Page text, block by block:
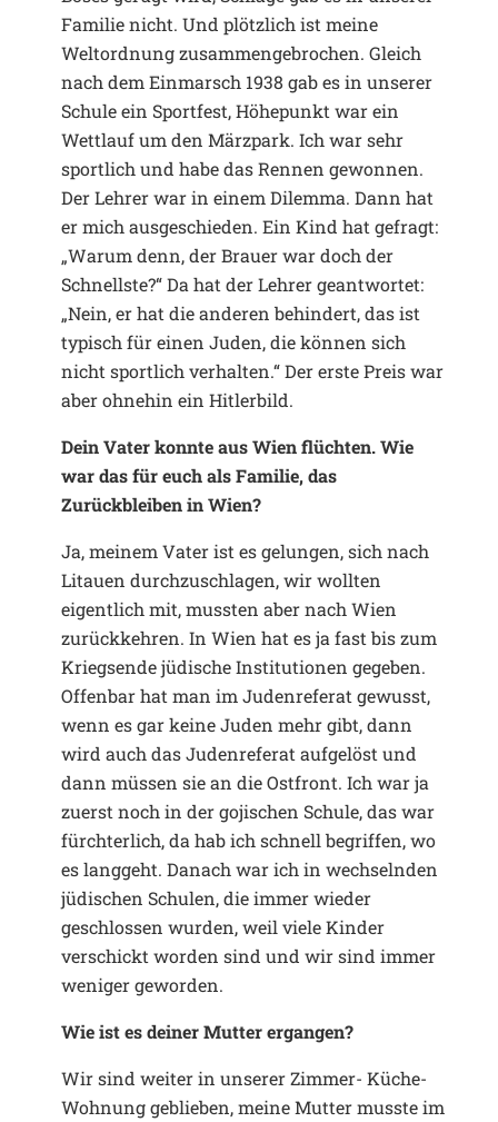
Familie nicht. Und plötzlich ist meine
Weltordnung zusammengebrochen. Gleich
nach dem Einmarsch 1938 gab es in unserer
Schule ein Sportfest, Höhepunkt war ein
Wettlauf um den Märzpark. Ich war sehr
sportlich und habe das Rennen gewonnen.
Der Lehrer war in einem Dilemma. Dann hat
er mich ausgeschieden. Ein Kind hat gefragt:
„Warum denn, der Brauer war doch der
Schnellste?“ Da hat der Lehrer geantwortet:
„Nein, er hat die anderen behindert, das ist
typisch für einen Juden, die können sich
nicht sportlich verhalten.“ Der erste Preis war
aber ohnehin ein Hitlerbild.
Dein Vater konnte aus Wien flüchten. Wie
war das für euch als Familie, das
Zurückbleiben in Wien?
Ja, meinem Vater ist es gelungen, sich nach
Litauen durchzuschlagen, wir wollten
eigentlich mit, mussten aber nach Wien
zurückkehren. In Wien hat es ja fast bis zum
Kriegsende jüdische Institutionen gegeben.
Offenbar hat man im Judenreferat gewusst,
wenn es gar keine Juden mehr gibt, dann
wird auch das Judenreferat aufgelöst und
dann müssen sie an die Ostfront. Ich war ja
zuerst noch in der gojischen Schule, das war
fürchterlich, da hab ich schnell begriffen, wo
es langgeht. Danach war ich in wechselnden
jüdischen Schulen, die immer wieder
geschlossen wurden, weil viele Kinder
verschickt worden sind und wir sind immer
weniger geworden.
Wie ist es deiner Mutter ergangen?
Wir sind weiter in unserer Zimmer- Küche-
Wohnung geblieben, meine Mutter musste im